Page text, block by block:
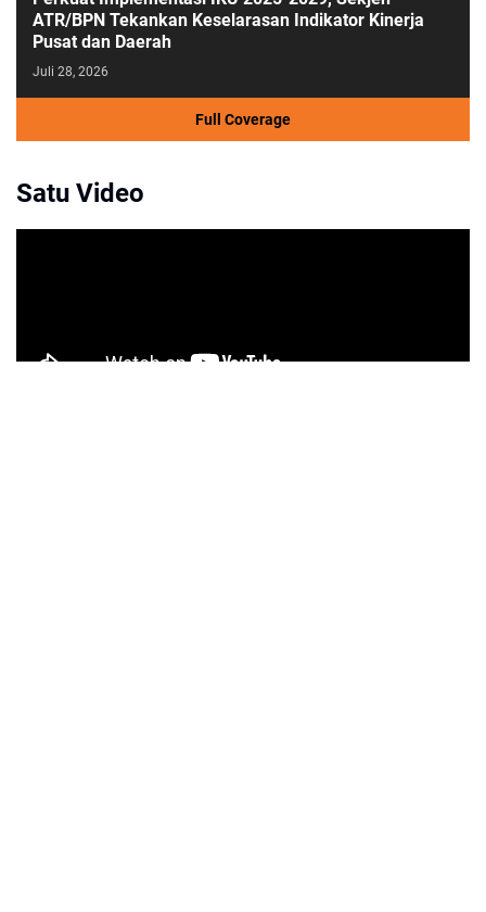
ATR/BPN Tekankan Keselarasan Indikator Kinerja
Pusat dan Daerah
Juli 28, 2026
Full Coverage
Satu Video